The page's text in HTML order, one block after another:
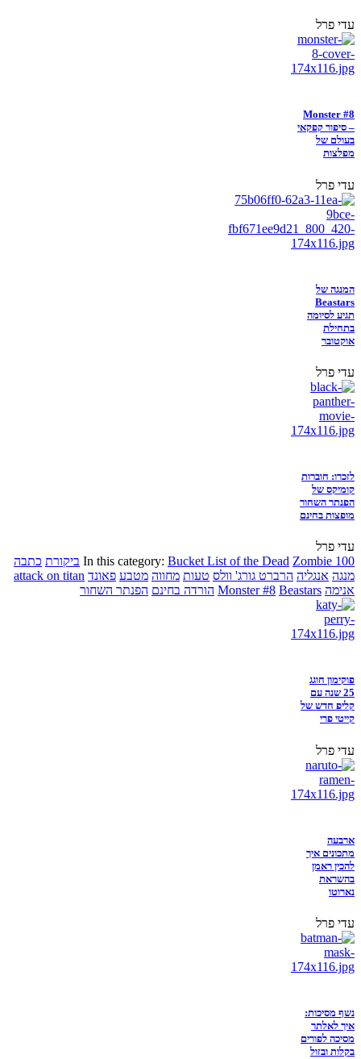
עדי פרל
Monster #8
– סיפור קפקאי
בעולם של
מפלצות
עדי פרל
המנגה של
Beastars
תגיע לסיומה
בתחילת
אוקטובר
עדי פרל
לזכרו: חוברות
קומיקס של
הפנתר השחור
מופצות בחינם
עדי פרל
In this category: Bucket List of the Dead Zombie 100 ביקורת כתבה
מנגה אנגליה הרברט גורג' וולס טעות מחווה מטבע פאונד attack on titan
אנימה
Monster #8 Beastars הורדה בחינם הפנתר השחור
פוקימון חוגג
25 שנה עם
קליפ חדש של
קייטי פרי
עדי פרל
ארבעה
מתכונים איך
להכין ראמן
בהשראת
נארוטו
עדי פרל
נשף מסיכות:
איך לאלתר
מסיכה לפורים
בקלות ובזול